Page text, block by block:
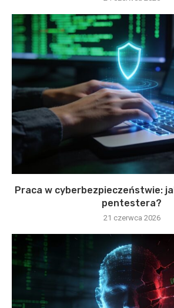
Praca w cyberbezpieczeństwie:
pentestera?
21 czerwca 2026